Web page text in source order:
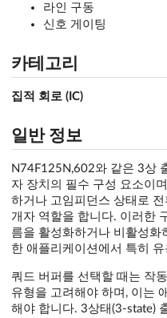
라인 구동
신호 게이팅
카테고리
집적 회로 (IC)
일반 정보
N74F125N,602와 같은 3상
자 장치의 필수 구성 요소이
하거나 고임피던스 상태로
개자 역할을 합니다. 이러한
름을 활성화하거나 비활성화
한 애플리케이션에서 특히
쿼드 버퍼를 선택할 때는 작
유형을 고려해야 하며, 이는
해야 합니다. 3상태(3-state)